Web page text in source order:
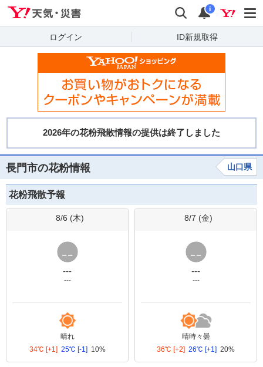
検索 通知
i
ログイン ID新規取得
長門市の花粉情報 山口県
花粉飛散予報
8/6 (木)
---
---
晴れ
34℃ [+1] 25℃ [-1] 10%
8/7 (金)
---
---
晴時々曇
36℃ [+2] 26℃ [+1] 20%